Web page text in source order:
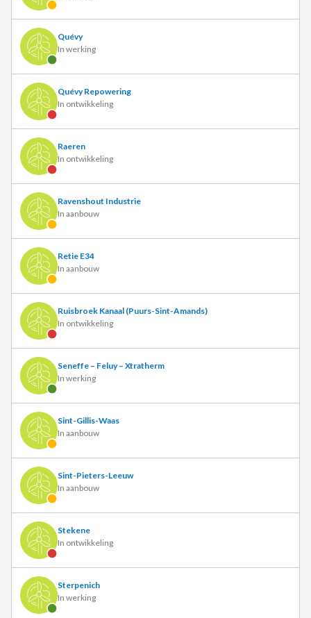
Quévy
In werking
Quévy Repowering
In ontwikkeling
Raeren
In ontwikkeling
Ravenshout Industrie
In aanbouw
Retie E34
In aanbouw
Ruisbroek Kanaal (Puurs-Sint-Amands)
In ontwikkeling
Seneffe – Feluy – Xtratherm
In werking
Sint-Gillis-Waas
In aanbouw
Sint-Pieters-Leeuw
In aanbouw
Stekene
In ontwikkeling
Sterpenich
In werking